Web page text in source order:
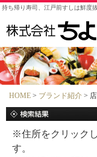
持ち帰り寿司、江戸前すしは鮮度
HOME > ブランド紹介 >
※住所をクリック
す。